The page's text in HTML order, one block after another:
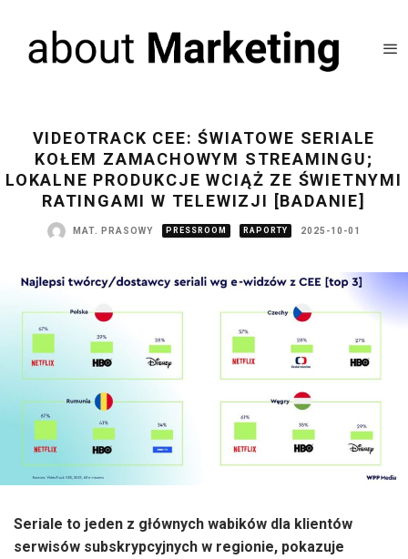
VIDEOTRACK CEE: ŚWIATOWE SERIALE
KOŁEM ZAMACHOWYM STREAMINGU;
LOKALNE PRODUKCJE WCIĄŻ ZE ŚWIETNYMI
RATINGAMI W TELEWIZJI [BADANIE]
MAT. PRASOWY PRESSROOM RAPORTY 2025-10-01
Seriale to jeden z głównych wabików dla klientów
serwisów subskrypcyjnych w regionie, pokazuje